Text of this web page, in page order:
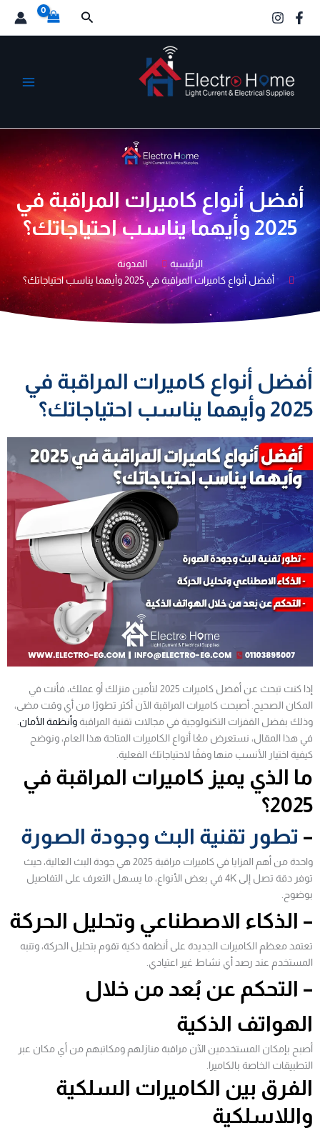
البحث
أفضل أنواع كاميرات المراقبة في
2025 وأيهما يناسب احتياجاتك؟
الرئيسية
المدونة
أفضل أنواع كاميرات المراقبة في 2025 وأيهما يناسب احتياجاتك؟
أفضل أنواع كاميرات المراقبة في
2025 وأيهما يناسب احتياجاتك؟
إذا كنت تبحث عن أفضل كاميرات 2025 لتأمين منزلك أو عملك، فأنت في
المكان الصحيح. أصبحت كاميرات المراقبة الآن أكثر تطورًا من أي وقت مضى،
وذلك بفضل القفزات التكنولوجية في مجالات تقنية المراقبةوأنظمة الأمان
في هذا المقال، نستعرض معًا أنواع الكاميرات المتاحة هذا العام، ونوضح
كيفية اختيار الأنسب منها وفقًا لاحتياجاتك الفعلية.
ما الذي يميز كاميرات المراقبة في
2025؟
– تطور تقنية البث وجودة الصورة
واحدة من أهم المزايا في كاميرات مراقبة 2025 هي جودة البث العالية، حيث
توفر دقة تصل إلى 4K في بعض الأنواع، ما يسهل التعرف على التفاصيل
بوضوح.
– الذكاء الاصطناعي وتحليل الحركة
تعتمد معظم الكاميرات الجديدة على أنظمة ذكية تقوم بتحليل الحركة، وتنبه
المستخدم عند رصد أي نشاط غير اعتيادي.
– التحكم عن بُعد من خلال
الهواتف الذكية
أصبح بإمكان المستخدمين الآن مراقبة منازلهم ومكاتبهم من أي مكان عبر
التطبيقات الخاصة بالكاميرا.
الفرق بين الكاميرات السلكية
واللاسلكية